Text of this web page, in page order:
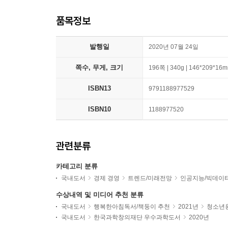
품목정보
발행일 2020년 07월 24일
쪽수, 무게, 크기 196쪽 | 340g |
ISBN13 9791188977529
ISBN10 1188977520
관련분류
카테고리 분류
국내도서 경제 경영 트렌드/미래전망 인공지능/빅데이
수상내역 및 미디어 추천 분류
국내도서 행복한아침독서/책둥이 추천 2021년
청소년
국내도서
한국과학창의재단 우수과학도서 2020년